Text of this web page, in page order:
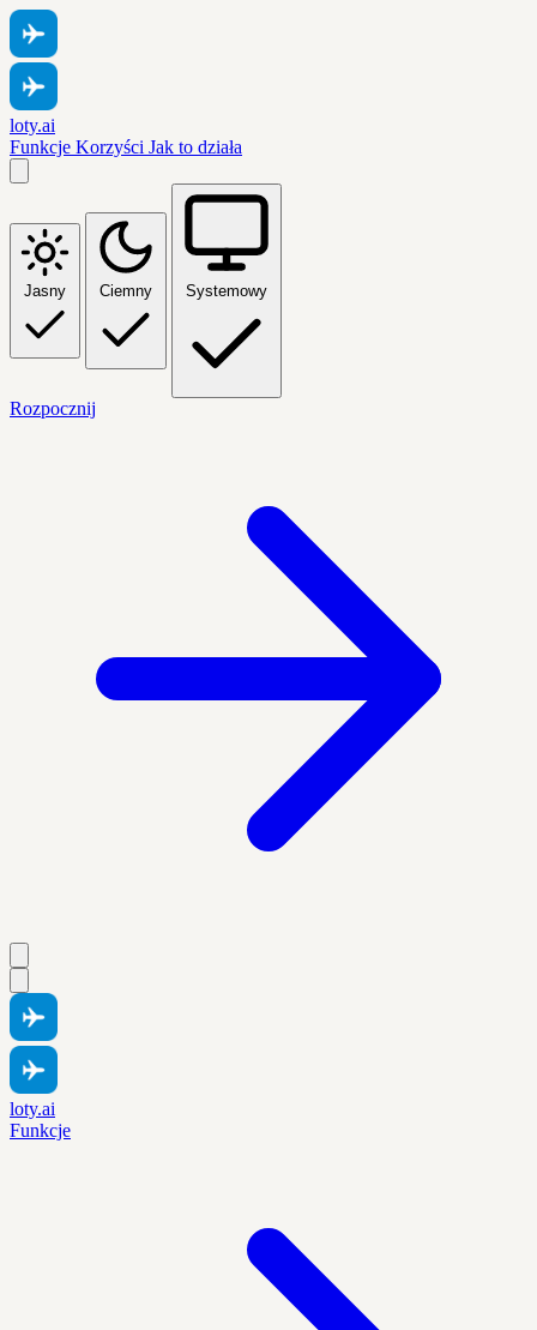
loty.ai
Funkcje Korzyści Jak to działa
Jasny Ciemny Systemowy
Rozpocznij
loty.ai
Funkcje